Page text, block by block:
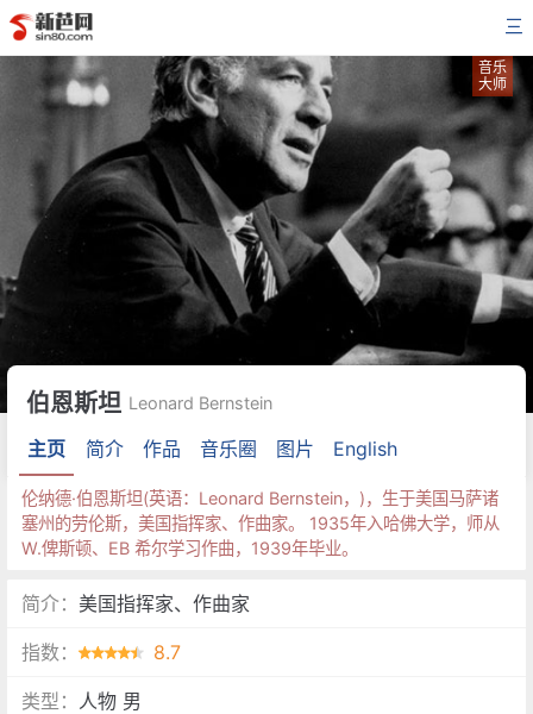
三
音乐
大师
伯恩斯坦 Leonard Bernstein
主页 简介 作品 音乐圈 图片 English
伦纳德·伯恩斯坦(英语：Leonard Bernstein，)，生于美国马萨诸
塞州的劳伦斯，美国指挥家、作曲家。 1935年入哈佛大学，师从
W.俾斯顿、EB 希尔学习作曲，1939年毕业。
简介： 美国指挥家、作曲家
指数： 8.7
类型： 人物 男